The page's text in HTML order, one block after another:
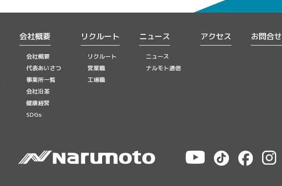
会社概要
会社概要
代表あいさつ
事業所一覧
会社沿革
健康経営
SDGs
リクルート
リクルート
営業職
工場職
ニュース
ニュース
ナルモト通信
アクセス お問合せ